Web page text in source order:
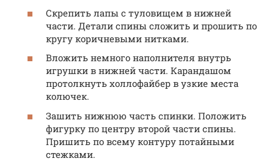
Скрепить лапы с туловищем в нижней
части. Детали спины сложить и прошить по
кругу коричневыми нитками.
Вложить немного наполнителя внутрь
игрушки в нижней части. Карандашом
протолкнуть холлофайбер в узкие места
колючек.
Зашить нижнюю часть спинки. Положить
фигурку по центру второй части спины.
Пришить по всему контуру потайными
стежками.